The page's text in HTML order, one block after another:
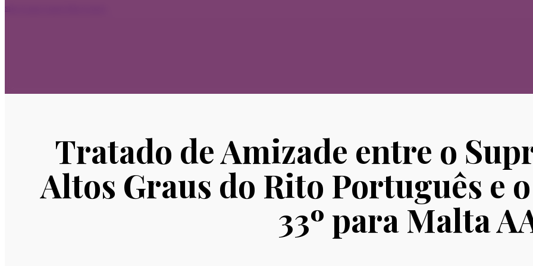
Tratado de Amizade entre o
Altos Graus do Rito Português e
33º para Malta